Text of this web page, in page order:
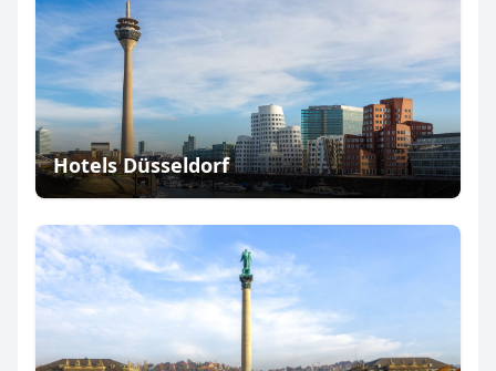
Hotels Düsseldorf